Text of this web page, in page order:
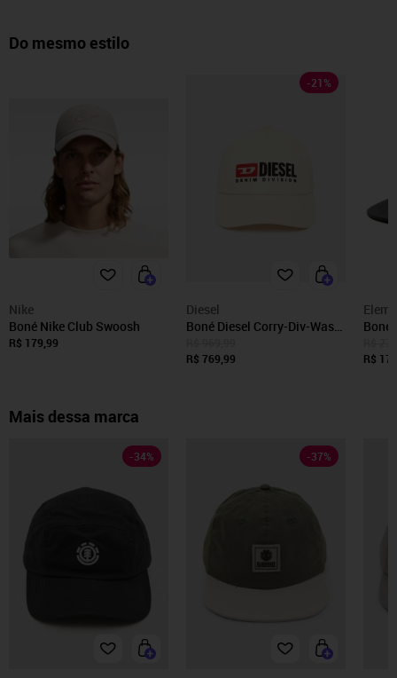
Do mesmo estilo
Nike
Boné Nike Club Swoosh
R$ 179,99
-21 %
Diesel
Boné Diesel Corry-Div-Wash
R$ 769,99
Boné
R$
Mais dessa marca
-34% -37%